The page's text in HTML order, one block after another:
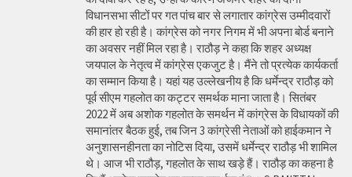
विधानसभा सीटों पर गत पांच बार से लगातार कांग्रेस उम्मीदवारों
की हार हो रही है। कांग्रेस को नगर निगम में भी अपना बोर्ड बनाने
का अवसर नहीं मिल रहा है। राठौड़ ने कहा कि शहर अध्यक्ष
जयपाल के नेतृत्व में कांग्रेस एकजुट है। मैंने तो प्रत्येक कार्यकर्ता
का सम्मान किया है। यहां यह उल्लेखनीय है कि धर्मेन्द्र राठौड़ को
पूर्व सीएम गहलोत का कट्टर समर्थक माना जाता है। सितंबर
2022 में अब अशोक गहलोत के समर्थन में कांग्रेस के विधायकों की
समानांतर बैठक हुई, तब जिन 3 कांग्रेसी नेताओं को हाईकमान ने
अनुशासनहीनता का नोटिस दिया, उसमें धर्मेन्द्र राठौड़ भी शामिल
थे। आज भी राठौड़, गहलोत के साथ खड़े हैं। राठौड़ का कहना है